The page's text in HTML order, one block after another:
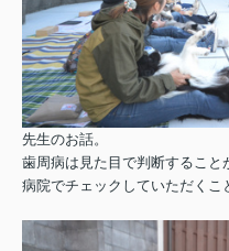
先生のお話。
歯周病は見た目で判断すること
病院でチェックしていただくこ